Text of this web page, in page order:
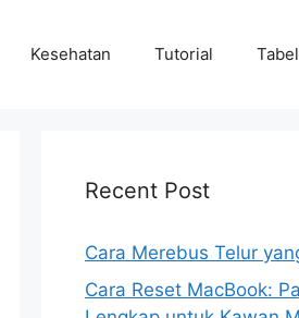
Kesehatan Tutorial
Recent Post
Cara Merebus Telur
Cara Reset MacBook: